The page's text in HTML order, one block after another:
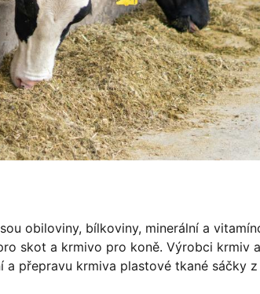
obiloviny, bílkoviny, minerální a
skot a krmivo pro koně. Výrobci krmiv
přepravu krmiva plastové tkané sáčky